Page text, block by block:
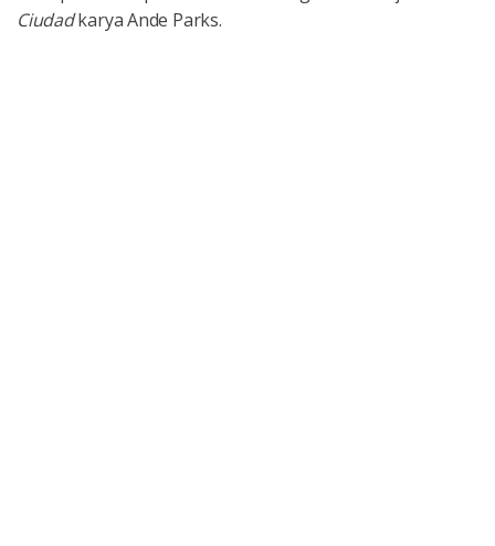
Ciudadkarya Ande Parks.